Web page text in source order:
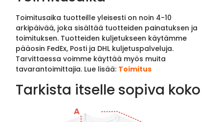
Toimitusaika tuotteille yleisesti on noin 4-10
arkipäivää, joka sisältää tuotteiden painatuksen ja
toimituksen. Tuotteiden kuljetukseen käytämme
pääosin FedEx, Posti ja DHL kuljetuspalveluja.
Tarvittaessa voimme käyttää myös muita
tavarantoimittajia. Lue lisää: Toimitus
Tarkista itselle sopiva koko